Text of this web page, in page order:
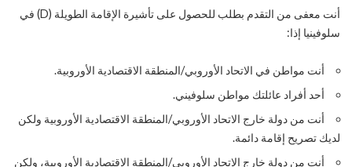
أنت معفى من التقدم بطلب للحصول على تأشيرة الإقامة الطويلة (D) في
سلوفينيا إذا:
أنت مواطن في الاتحاد الأوروبي/المنطقة الاقتصادية الأوروبية.
أحد أفراد عائلتك مواطن سلوفيني.
أنت من دولة خارج الاتحاد الأوروبي/المنطقة الاقتصادية الأوروبية ولكن
لديك تصريح إقامة دائمة.
أنت من دولة خارج الاتحاد الأوروبي/المنطقة الاقتصادية الأوروبية، ولكن